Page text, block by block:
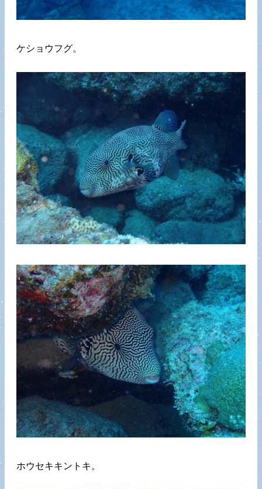
ケショウフグ。
ホウセキキントキ。